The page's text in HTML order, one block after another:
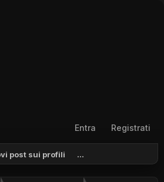
post sui profili ...
Entra Registrati